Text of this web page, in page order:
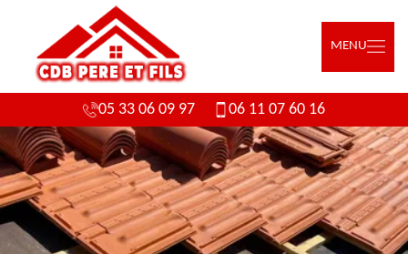
MENU
05 33 06 09 97 06 11 07 60 16